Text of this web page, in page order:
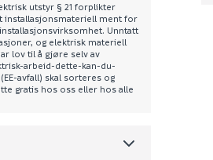
utstyr § 21 forplikter
installasjonsmateriell ment for
Unntatt
og elektrisk materiell
lov til å gjøre selv av
arbeid-dette-kan-du-
avfall) skal sorteres og
gratis hos oss eller hos alle
17045162.189
0.087